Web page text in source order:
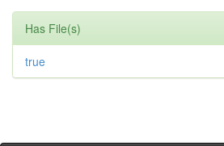
Has File(s)
true